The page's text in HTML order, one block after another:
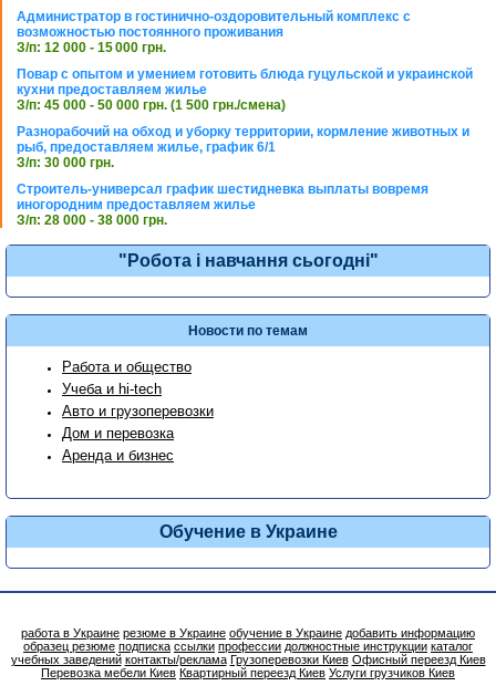
Администратор в гостинично-оздоровительный комплекс с
возможностью постоянного проживания
З/п: 12 000 - 15 000 грн.
Повар с опытом и умением готовить блюда гуцульской и украинской
кухни предоставляем жилье
З/п: 45 000 - 50 000 грн. (1 500 грн./смена)
Разнорабочий на обход и уборку территории, кормление животных и
рыб, предоставляем жилье, график 6/1
З/п: 30 000 грн.
Строитель-универсал график шестидневка выплаты вовремя
иногородним предоставляем жилье
З/п: 28 000 - 38 000 грн.
"Робота і навчання сьогодні"
Новости по темам
Работа и общество
Учеба и hi-tech
Авто и грузоперевозки
Дом и перевозка
Аренда и бизнес
Обучение в Украине
работа в Украине резюме в Украине обучение в Украине добавить информацию
образец резюме подписка ссылки профессии должностные инструкции каталог
учебных заведений контакты/реклама Грузоперевозки Киев Офисный переезд Киев
Перевозка мебели Киев Квартирный переезд Киев Услуги грузчиков Киев